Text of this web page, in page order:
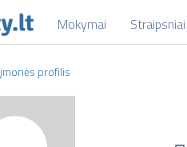
Mokymai Straipsniai
įmonės profilis